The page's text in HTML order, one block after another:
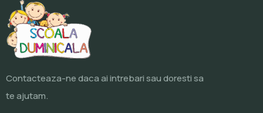
Contacteaza-ne daca ai intrebari sau doresti sa
te ajutam.